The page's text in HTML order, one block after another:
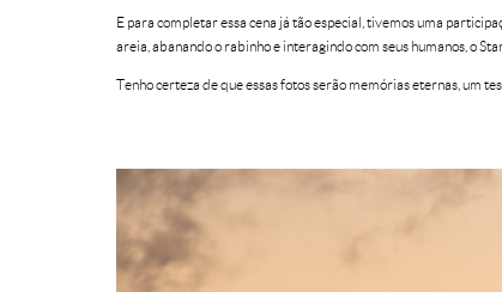
E para completar essa cena já tão especial, tivemos uma
areia, abanando o rabinho e interagindo com seus humanos, o
Tenho certeza de que essas fotos serão memórias eternas, um